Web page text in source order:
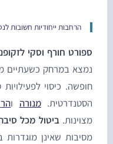
הרחבות ייחודיות חשובות לנסיעה
חורף וסקי לזקופנה:
במרחק כשעתיים מקרקוב
כיסוי לפעילויות סקי
מנורה והראל
ביטול מכל סיבה:
שאינן מוגדרות